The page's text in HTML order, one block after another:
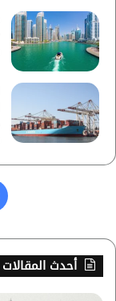
أحدث المقالات